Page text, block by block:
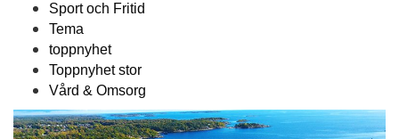
Sport och Fritid
Tema
toppnyhet
Toppnyhet stor
Vård & Omsorg